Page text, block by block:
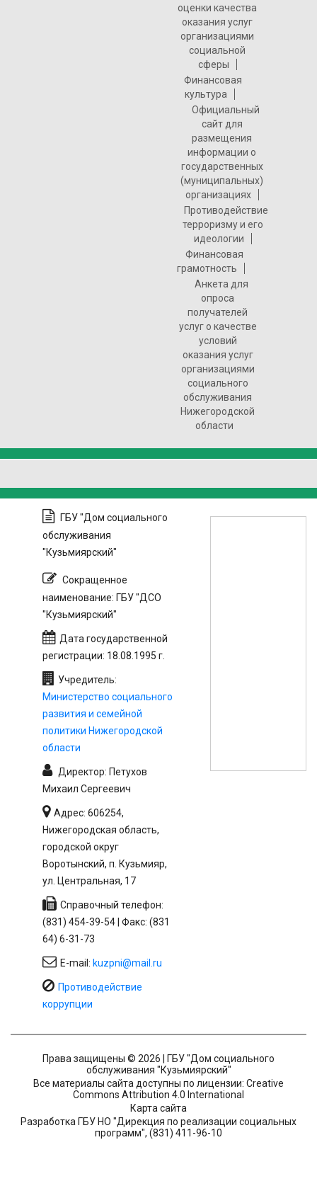
оценки качества
оказания услуг
организациями
социальной
сферы
Финансовая
культура
Официальный
сайт для
размещения
информации о
государственных
(муниципальных)
организациях
Противодействие
терроризму и его
идеологии
Финансовая
грамотность
Анкета для
опроса
получателей
услуг о качестве
условий
оказания услуг
организациями
социального
обслуживания
Нижегородской
области
ГБУ "Дом социального
обслуживания
"Кузьмиярский"
Сокращенное
наименование: ГБУ "ДСО
"Кузьмиярский"
Дата государственной
регистрации: 18.08.1995 г.
Учредитель:
Министерство социального
развития и семейной
политики Нижегородской
области
Директор: Петухов
Михаил Сергеевич
Адрес: 606254,
Нижегородская область,
городской округ
Воротынский, п. Кузьмияр,
ул. Центральная, 17
Справочный телефон:
(831) 454-39-54 | Факс: (831
64) 6-31-73
E-mail: kuzpni@mail.ru
Противодействие
коррупции
Права защищены © 2026 | ГБУ "Дом социального
обслуживания "Кузьмиярский"
Все материалы сайта доступны по лицензии: Creative
Commons Attribution 4.0 International
Карта сайта
Разработка ГБУ НО "Дирекция по реализации социальных
программ", (831) 411-96-10